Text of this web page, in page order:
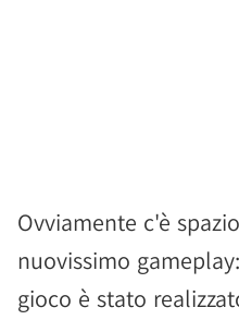
Ovviamente c'è
nuovissimo
gioco è stato